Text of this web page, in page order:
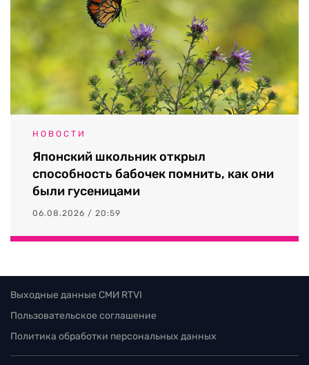
НОВОСТИ
Японский школьник открыл
способность бабочек помнить, как они
были гусеницами
06.08.2026 / 20:59
Выходные данные СМИ RTVI
Пользовательское соглашение
Политика обработки персональных данных